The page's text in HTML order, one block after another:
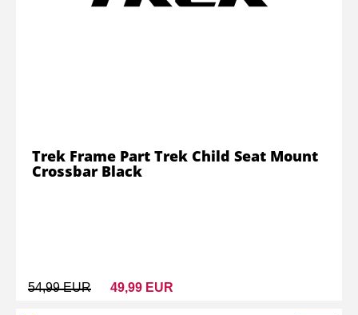
54,99 EUR 49,99 EUR
Trek Frame Part Trek Child Seat Mount
Crossbar Black